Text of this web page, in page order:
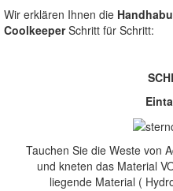
Wir erklären Ihnen die
CoolkeeperSchritt für Schritt:
Tauchen Sie die Weste von
und kneten das Material
liegende Material (